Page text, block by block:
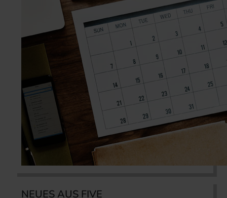
NEUES AUS FIVE